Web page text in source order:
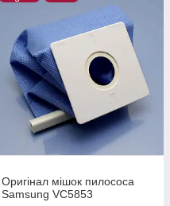
Оригінал мішок пилососа
Samsung VC5853